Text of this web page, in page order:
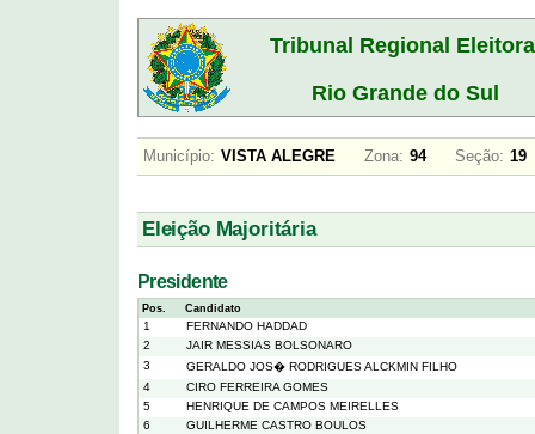
Tribunal Regional
Rio Grande do Sul
Município: VISTA ALEGRE Zona: 94 Seção:
Eleição Majoritária
Presidente
Pos. Candidato
1
FERNANDO HADDAD
2
JAIR MESSIAS BOLSONARO
3
GERALDO JOS� RODRIGUES ALCKMIN FILHO
4
CIRO FERREIRA GOMES
5
HENRIQUE DE CAMPOS MEIRELLES
6
GUILHERME CASTRO BOULOS